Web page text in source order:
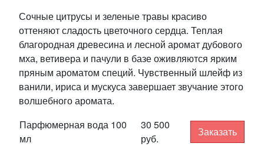
Сочные цитрусы и зеленые травы красиво
оттеняют сладость цветочного сердца. Теплая
благородная древесина и лесной аромат дубового
мха, ветивера и пачули в базе оживляются ярким
пряным ароматом специй. Чувственный шлейф из
ванили, ириса и мускуса завершает звучание этого
волшебного аромата.
Парфюмерная вода 100
мл
30 500
руб.
Заказать